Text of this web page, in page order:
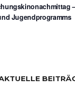
Jugendprogramms